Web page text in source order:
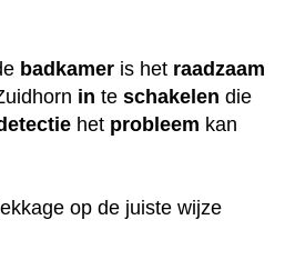
badkamer is het raadzaam
in te schakelen die
het probleem kan
op de juiste wijze